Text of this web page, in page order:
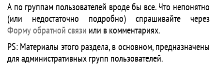
А по группам пользователей вроде бы все. Что непонятно
(или недостаточно подробно) спрашивайте через
Форму обратной связи или в комментариях.
PS: Материалы этого раздела, в основном, предназначены
для административных групп пользователей.